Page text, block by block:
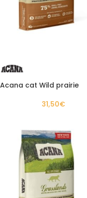
Acana cat Wild prairie
31,50€